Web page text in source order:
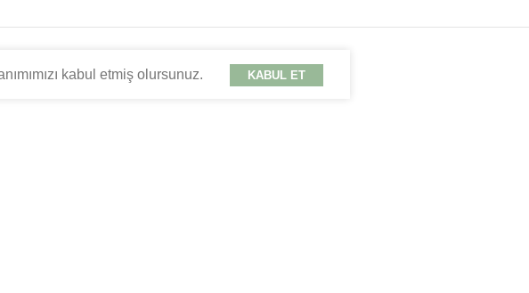
kabul etmiş olursunuz. KABUL ET